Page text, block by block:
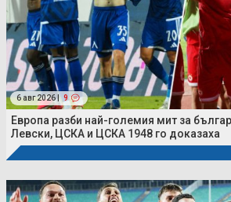
6 авг 2026 | 9
Европа разби най-големия мит за
Левски, ЦСКА и ЦСКА 1948 го доказаха